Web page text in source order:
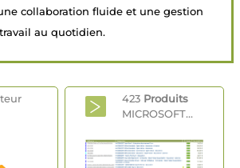
collaboration fluide et une gestion
au quotidien.
423 Produits
MICROSOFT...